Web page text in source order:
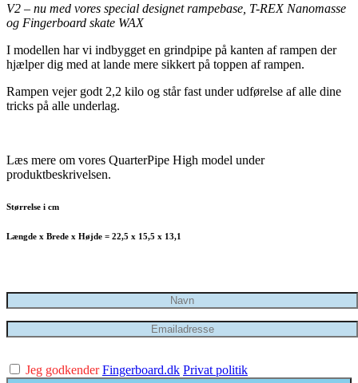
V2 – nu med vores special designet rampebase, T-REX Nanomasse
og Fingerboard skate WAX
I modellen har vi indbygget en grindpipe på kanten af rampen der
hjælper dig med at lande mere sikkert på toppen af rampen.
Rampen vejer godt 2,2 kilo og står fast under udførelse af alle dine
tricks på alle underlag.
Læs mere om vores QuarterPipe High model under
produktbeskrivelsen.
Størrelse i cm
Længde x Brede x Højde = 22,5 x 15,5 x 13,1
Jeg godkenderFingerboard.dk Privat politik